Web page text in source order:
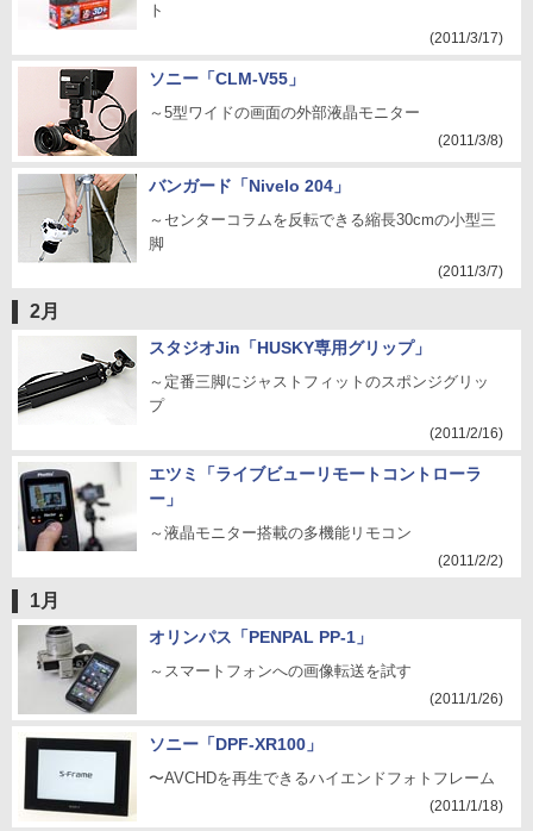
ト
(2011/3/17)
ソニー「CLM-V55」
～5型ワイドの画面の外部液晶モニター
(2011/3/8)
バンガード「Nivelo 204」
～センターコラムを反転できる縮長30cmの小型三
脚
(2011/3/7)
2月
スタジオJin「HUSKY専用グリップ」
～定番三脚にジャストフィットのスポンジグリッ
プ
(2011/2/16)
エツミ「ライブビューリモートコントローラ
ー」
～液晶モニター搭載の多機能リモコン
(2011/2/2)
1月
オリンパス「PENPAL PP-1」
～スマートフォンへの画像転送を試す
(2011/1/26)
ソニー「DPF-XR100」
〜AVCHDを再生できるハイエンドフォトフレーム
(2011/1/18)